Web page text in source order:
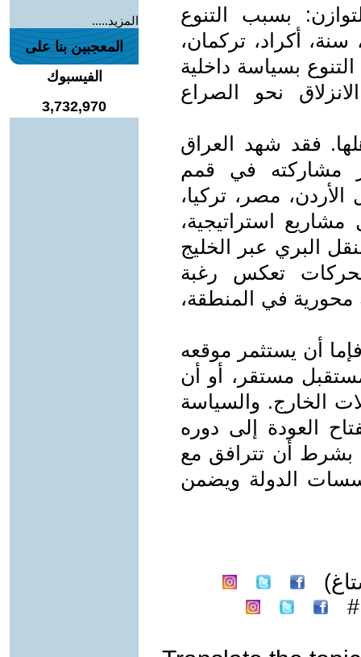
بسبب التنوع
أكراد، تركمان،
بسياسة داخلية
نحو الصراع
فقد شهد العراق
مشاركته في قمم
الأردن، مصر، تركيا،
استراتيجية،
البري عبر الخليج
تعكس رغبة
محورية في المنطقة،
أن يستثمر موقعه
مستقبل مستقر، أو أن
الخارج. والسياسة
العودة إلى دوره
بشرط أن تترافق مع
الدولة ويضمن
المزيد.....
المعجبين بنا على
الفيسبوك
3,732,970